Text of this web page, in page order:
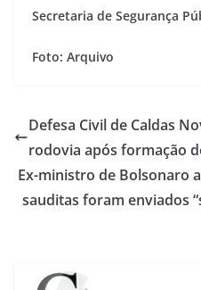
Secretaria de Segurança
Foto: Arquivo
Defesa Civil de Caldas
rodovia após formação
Ex-ministro de Bolsonaro
sauditas foram enviados